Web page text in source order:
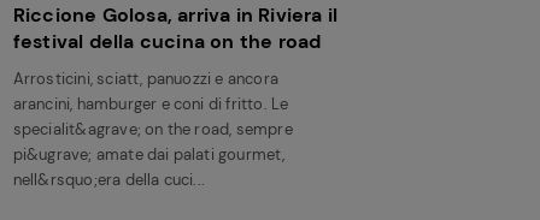
Riccione Golosa, arriva in Riviera il
festival della cucina on the road
Arrosticini, sciatt, panuozzi e ancora
arancini, hamburger e coni di fritto. Le
specialit&agrave; on the road, sempre
pi&ugrave; amate dai palati gourmet,
nell&rsquo;era della cuci...